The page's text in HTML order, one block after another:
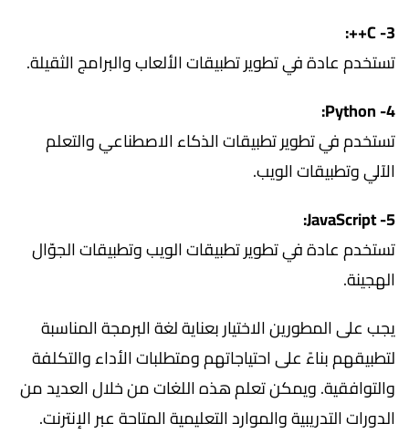
3- C++:
تستخدم عادة في تطوير تطبيقات الألعاب والبرامج الثقيلة.
4- Python:
تستخدم في تطوير تطبيقات الذكاء الاصطناعي والتعلم
الآلي وتطبيقات الويب.
5- JavaScript:
تستخدم عادة في تطوير تطبيقات الويب وتطبيقات الجوّال
الهجينة.
يجب على المطورين الاختيار بعناية لغة البرمجة المناسبة
لتطبيقهم بناءً على احتياجاتهم ومتطلبات الأداء والتكلفة
والتوافقية. ويمكن تعلم هذه اللغات من خلال العديد من
الدورات التدريبية والموارد التعليمية المتاحة عبر الإنترنت.